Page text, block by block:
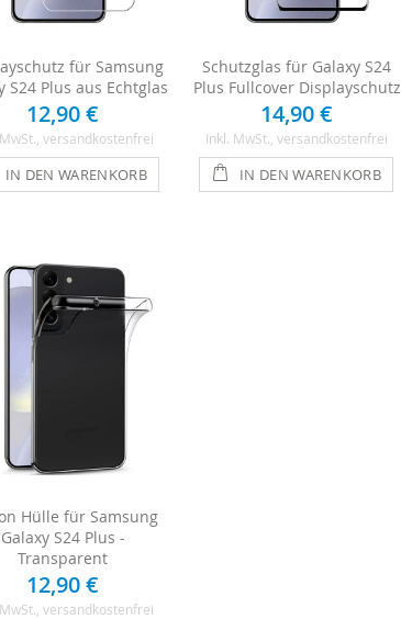
für Samsung
S24 Plus aus Echtglas
12,90 €
, versandkostenfrei
IN DEN WARENKORB
Schutzglas für Galaxy S24
Plus Fullcover Displayschutz
14,90 €
Inkl. MwSt., versandkostenfrei
IN DEN WARENKORB
Hülle für Samsung
Galaxy S24 Plus -
Transparent
12,90 €
, versandkostenfrei